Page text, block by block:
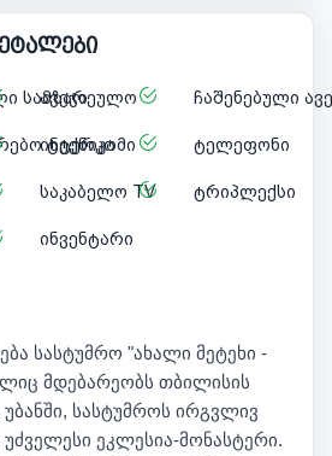
სამზარეულო
ავეჯი ჩაშენებული
ტექნიკა
ინტერკომი ტელეფონი
საკაბელო TV ტრიპლექსი
ინვენტარი
სასტუმრო "ახალი მეტეხი -
მდებარეობს თბილისის
სასტუმროს ირგვლივ
ეკლესია-მონასტერი.